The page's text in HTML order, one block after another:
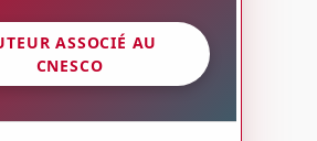
ASSOCIÉ AU
CNESCO